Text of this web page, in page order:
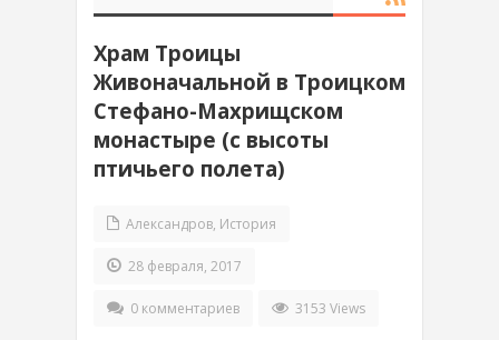
Храм Троицы
Живоначальной в Троицком
Стефано-Махрищском
монастыре (с высоты
птичьего полета)
Александров, История
28 февраля, 2017
0 комментариев 3153 Views